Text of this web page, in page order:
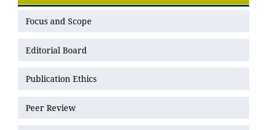
Focus and Scope
Editorial Board
Publication Ethics
Peer Review